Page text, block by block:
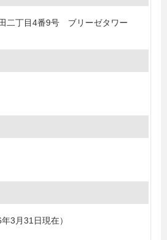
二丁目4番9号 ブリーゼタワー
3月31日現在）